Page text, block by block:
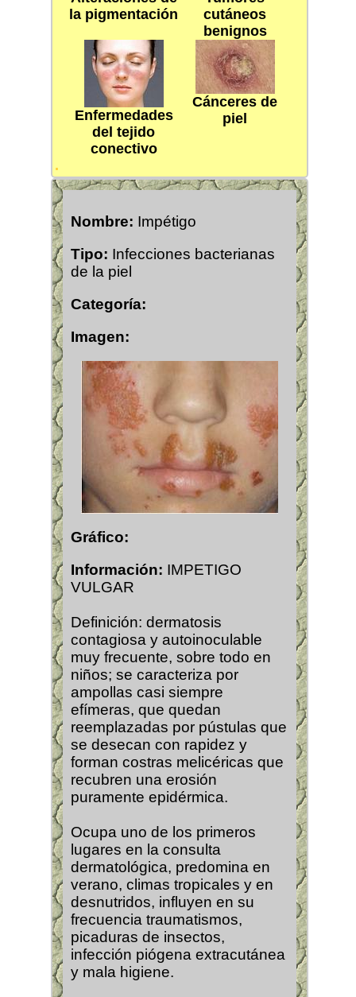
la pigmentación
cutáneos
benignos
Enfermedades
del tejido
conectivo
Cánceres de
piel
.
Nombre: Impétigo
Tipo: Infecciones bacterianas
de la piel
Categoría:
Imagen:
Gráfico:
Información: IMPETIGO
VULGAR
Definición: dermatosis
contagiosa y autoinoculable
muy frecuente, sobre todo en
niños; se caracteriza por
ampollas casi siempre
efímeras, que quedan
reemplazadas por pústulas que
se desecan con rapidez y
forman costras melicéricas que
recubren una erosión
puramente epidérmica.
Ocupa uno de los primeros
lugares en la consulta
dermatológica, predomina en
verano, climas tropicales y en
desnutridos, influyen en su
frecuencia traumatismos,
picaduras de insectos,
infección piógena extracutánea
y mala higiene.